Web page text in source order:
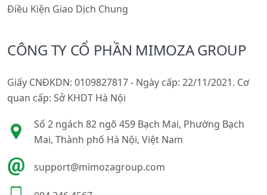
Điều Kiện Giao Dịch Chung
CÔNG TY CỔ PHẦN MIMOZA GROUP
Giấy CNĐKDN: 0109827817 - Ngày cấp: 22/11/2021. Cơ
quan cấp: Sở KHDT Hà Nội
Số 2 ngách 82 ngõ 459 Bạch Mai, Phường Bạch
Mai, Thành phố Hà Nội, Việt Nam
support@mimozagroup.com